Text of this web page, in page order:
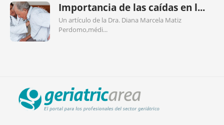
Importancia de las caídas en l...
Un artículo de la Dra. Diana Marcela Matiz
Perdomo,médi...